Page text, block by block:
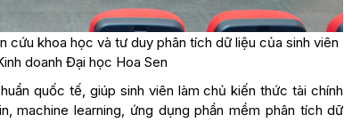
cứu khoa học và tư duy phân tích dữ liệu của sinh viên
doanh Đại học Hoa Sen
quốc tế, giúp sinh viên làm chủ kiến thức tài chính
machine learning, ứng dụng phần mềm phân tích dữ